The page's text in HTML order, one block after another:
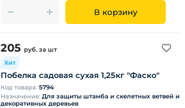
В корзину
205 руб. за шт
Хит
Побелка садовая сухая 1,25кг "Фаско"
Код товара: 5794
Назначение: Для защиты штамба и скелетных ветвей и
декоративных деревьев